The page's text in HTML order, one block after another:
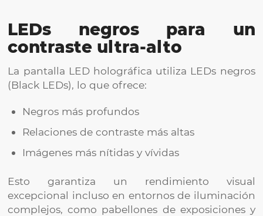
LEDs negros para un
contraste ultra-alto
La pantalla LED holográfica utiliza LEDs negros
(Black LEDs), lo que ofrece:
Negros más profundos
Relaciones de contraste más altas
Imágenes más nítidas y vívidas
Esto garantiza un rendimiento visual
excepcional incluso en entornos de iluminación
complejos, como pabellones de exposiciones y